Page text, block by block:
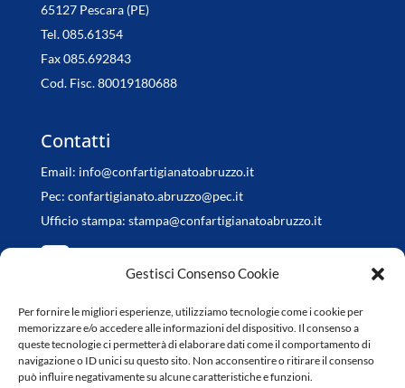
Gestisci Consenso Cookie
Per fornire le migliori esperienze, utilizziamo tecnologie come i cookie per
memorizzare e/o accedere alle informazioni del dispositivo. Il consenso a
queste tecnologie ci permetterà di elaborare dati come il comportamento di
navigazione o ID unici su questo sito. Non acconsentire o ritirare il consenso
può influire negativamente su alcune caratteristiche e funzioni.
65127 Pescara (PE)
Tel. 085.61354
Fax 085.692843
Cod. Fisc. 80019180688
Contatti
Email: info@confartigianatoabruzzo.it
Pec: confartigianato.abruzzo@pec.it
Ufficio stampa: stampa@confartigianatoabruzzo.it
Orari di apertura
da Lunedì a Venerdì
8.30-13.00 / 14.30-18.00